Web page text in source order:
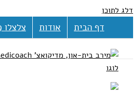
דלג לתוכן
דף הבית אודות צלצלו 052-7331929